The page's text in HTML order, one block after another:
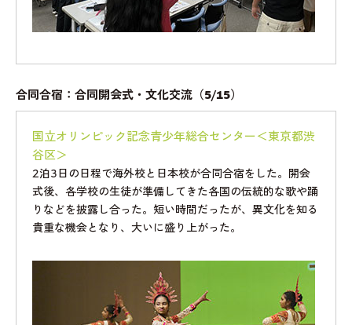
合同合宿：合同開会式・文化交流（5/15）
国立オリンピック記念青少年総合センター＜東京都渋
谷区＞
2泊3日の日程で海外校と日本校が合同合宿をした。開会
式後、各学校の生徒が準備してきた各国の伝統的な歌や踊
りなどを披露し合った。短い時間だったが、異文化を知る
貴重な機会となり、大いに盛り上がった。